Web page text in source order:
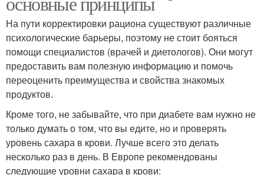
На пути корректировки рациона существуют различные
психологические барьеры, поэтому не стоит бояться
помощи специалистов (врачей и диетологов). Они могут
предоставить вам полезную информацию и помочь
переоценить преимущества и свойства знакомых
продуктов.
Кроме того, не забывайте, что при диабете вам нужно не
только думать о том, что вы едите, но и проверять
уровень сахара в крови. Лучше всего это делать
несколько раз в день. В Европе рекомендованы
следующие уровни сахара в крови: